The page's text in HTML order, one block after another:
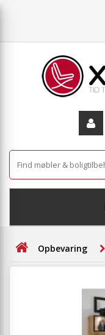
STUE
Opbevaring